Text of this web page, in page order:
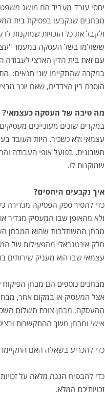
יחסי עובד-מעביד הם מושג
מבחנים שנקבעו בפסיקת בית
ולקבל את כל הזכויות שמוקנות
ששולמו בשל העסקה במעמד
עם זאת בית הדין הארצי לעבודה
במקרה שהתקיימו שני תנאים:
הוסכם בין הצדדים, שאם יוכר
מה טיבה של העסקה כעצמאי?
במקרים שונים מעוניינים
עצמאי ולא כשכיר. היות העובד
חשבונית. בפועל אופי העבודה
שמוקנות לו.
איך נקבעים היחסים?
כדי להסיר ספק הפסיקה מגדירה
ולא מהאופן שבו המעסיק מגדיר
מבחן ההשתלבות שהוא המבחן
חלק אינטגראלי מהפעילות של
עצמאי שבו הוא מעניק שירותים
מבחנים נוספים הם מבחן
אצל המעסיק או במקום אחר,
ההעסקה, מבחן צורת תשלום השכר
אישי ומבחן משך ההתקשרות
כדי להכריע בשאלה האם התקיימו
כדי להבטיח הגנה מלאה על
זכויותיכם המלא.